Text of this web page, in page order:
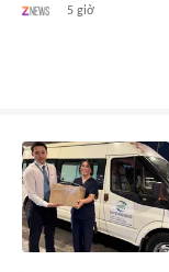
5 giờ